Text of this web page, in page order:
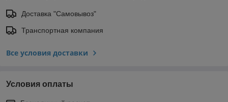
Доставка "Самовывоз"
Транспортная компания
Все условия доставки
Условия оплаты